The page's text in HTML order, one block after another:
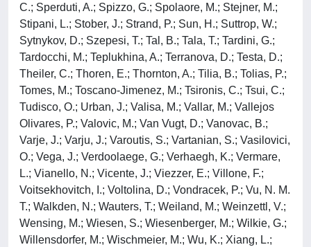
C.; Sperduti, A.; Spizzo, G.; Spolaore, M.; Stejner, M.;
Stipani, L.; Stober, J.; Strand, P.; Sun, H.; Suttrop, W.;
Sytnykov, D.; Szepesi, T.; Tal, B.; Tala, T.; Tardini, G.;
Tardocchi, M.; Teplukhina, A.; Terranova, D.; Testa, D.;
Theiler, C.; Thoren, E.; Thornton, A.; Tilia, B.; Tolias, P.;
Tomes, M.; Toscano-Jimenez, M.; Tsironis, C.; Tsui, C.;
Tudisco, O.; Urban, J.; Valisa, M.; Vallar, M.; Vallejos
Olivares, P.; Valovic, M.; Van Vugt, D.; Vanovac, B.;
Varje, J.; Varju, J.; Varoutis, S.; Vartanian, S.; Vasilovici,
O.; Vega, J.; Verdoolaege, G.; Verhaegh, K.; Vermare,
L.; Vianello, N.; Vicente, J.; Viezzer, E.; Villone, F.;
Voitsekhovitch, I.; Voltolina, D.; Vondracek, P.; Vu, N. M.
T.; Walkden, N.; Wauters, T.; Weiland, M.; Weinzettl, V.;
Wensing, M.; Wiesen, S.; Wiesenberger, M.; Wilkie, G.;
Willensdorfer, M.; Wischmeier, M.; Wu, K.; Xiang, L.;